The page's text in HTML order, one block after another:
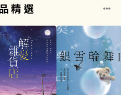
精選